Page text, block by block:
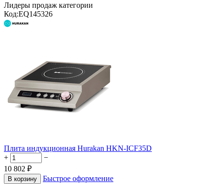
Лидеры продаж категории
Код:EQ145326
Плита индукционная Hurakan HKN-ICF35D
+
−
10 802 ₽
В корзину
Быстрое оформление